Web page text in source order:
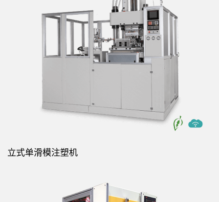
立式单滑模注塑机